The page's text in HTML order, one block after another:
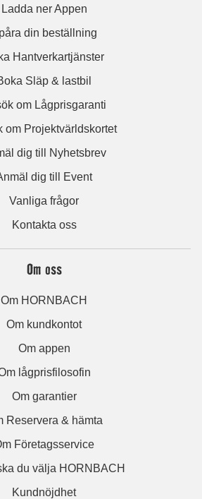
Ladda ner Appen
din beställning
Hantverkartjänster
Släp & lastbil
om Lågprisgaranti
om Projektvärldskortet
dig till Nyhetsbrev
dig till Event
Vanliga frågor
Kontakta oss
Om oss
Om HORNBACH
Om kundkontot
Om appen
lågprisfilosofin
Om garantier
Reservera & hämta
Företagsservice
du välja HORNBACH
Kundnöjdhet